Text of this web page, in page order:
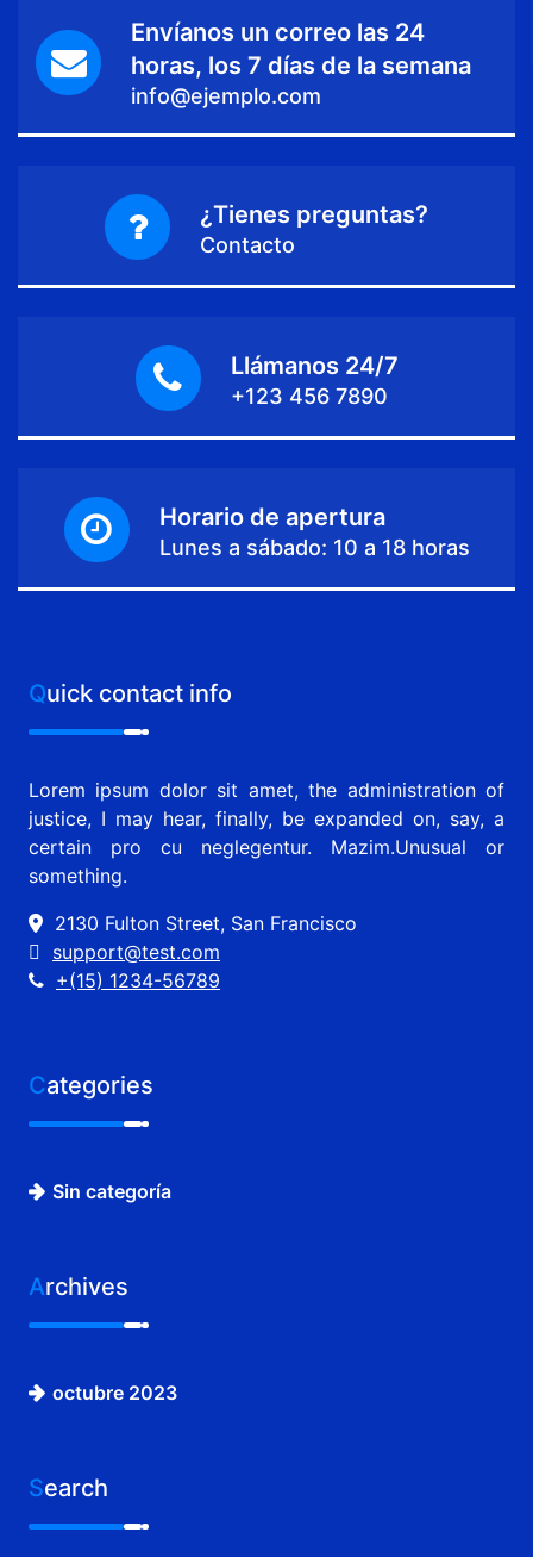
Envíanos un correo las 24
horas, los 7 días de la semana
info@ejemplo.com
¿Tienes preguntas?
Contacto
Llámanos 24/7
+123 456 7890
Horario de apertura
Lunes a sábado: 10 a 18 horas
Quick contact info
Lorem ipsum dolor sit amet, the administration of
justice, I may hear, finally, be expanded on, say, a
certain pro cu neglegentur. Mazim.Unusual or
something.
2130 Fulton Street, San Francisco
support@test.com
+(15) 1234-56789
Categories
Sin categoría
Archives
octubre 2023
Search